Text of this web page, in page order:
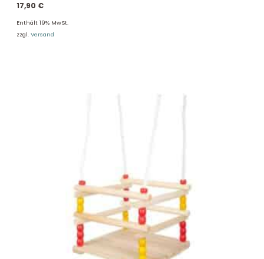
17,90 €
Enthält 19% MwSt.
zzgl. Versand